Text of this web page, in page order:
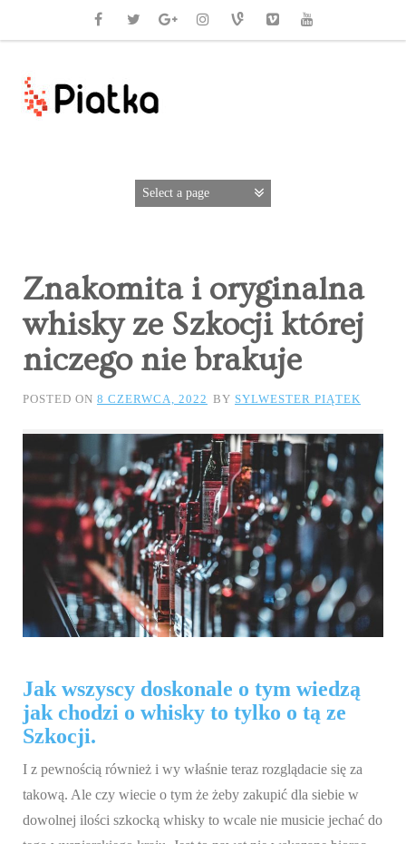
Znakomita i oryginalna
whisky ze Szkocji której
niczego nie brakuje
POSTED ON 8 CZERWCA, 2022 BY SYLWESTER PIĄTEK
Jak wszyscy doskonale o tym wiedzą
jak chodzi o whisky to tylko o tą ze
Szkocji.
I z pewnością również i wy właśnie teraz rozglądacie się za
takową. Ale czy wiecie o tym że żeby zakupić dla siebie w
dowolnej ilości szkocką whisky to wcale nie musicie jechać do